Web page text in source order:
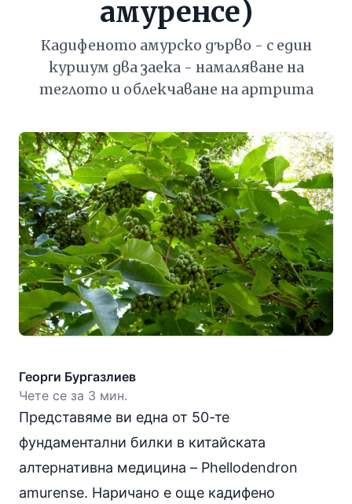
амуренсе)
Кадифеното амурско дърво - с един
куршум два заека - намаляване на
теглото и облекчаване на артрита
Георги Бургазлиев
Чете се за 3 мин.
Представяме ви една от 50-те
фундаментални билки в китайската
алтернативна медицина – Phellodendron
amurense. Наричано е още кадифено